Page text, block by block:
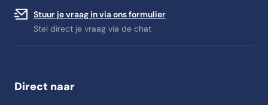
Stuur je vraag in via ons formulier
Stel direct je vraag via de chat
Direct naar